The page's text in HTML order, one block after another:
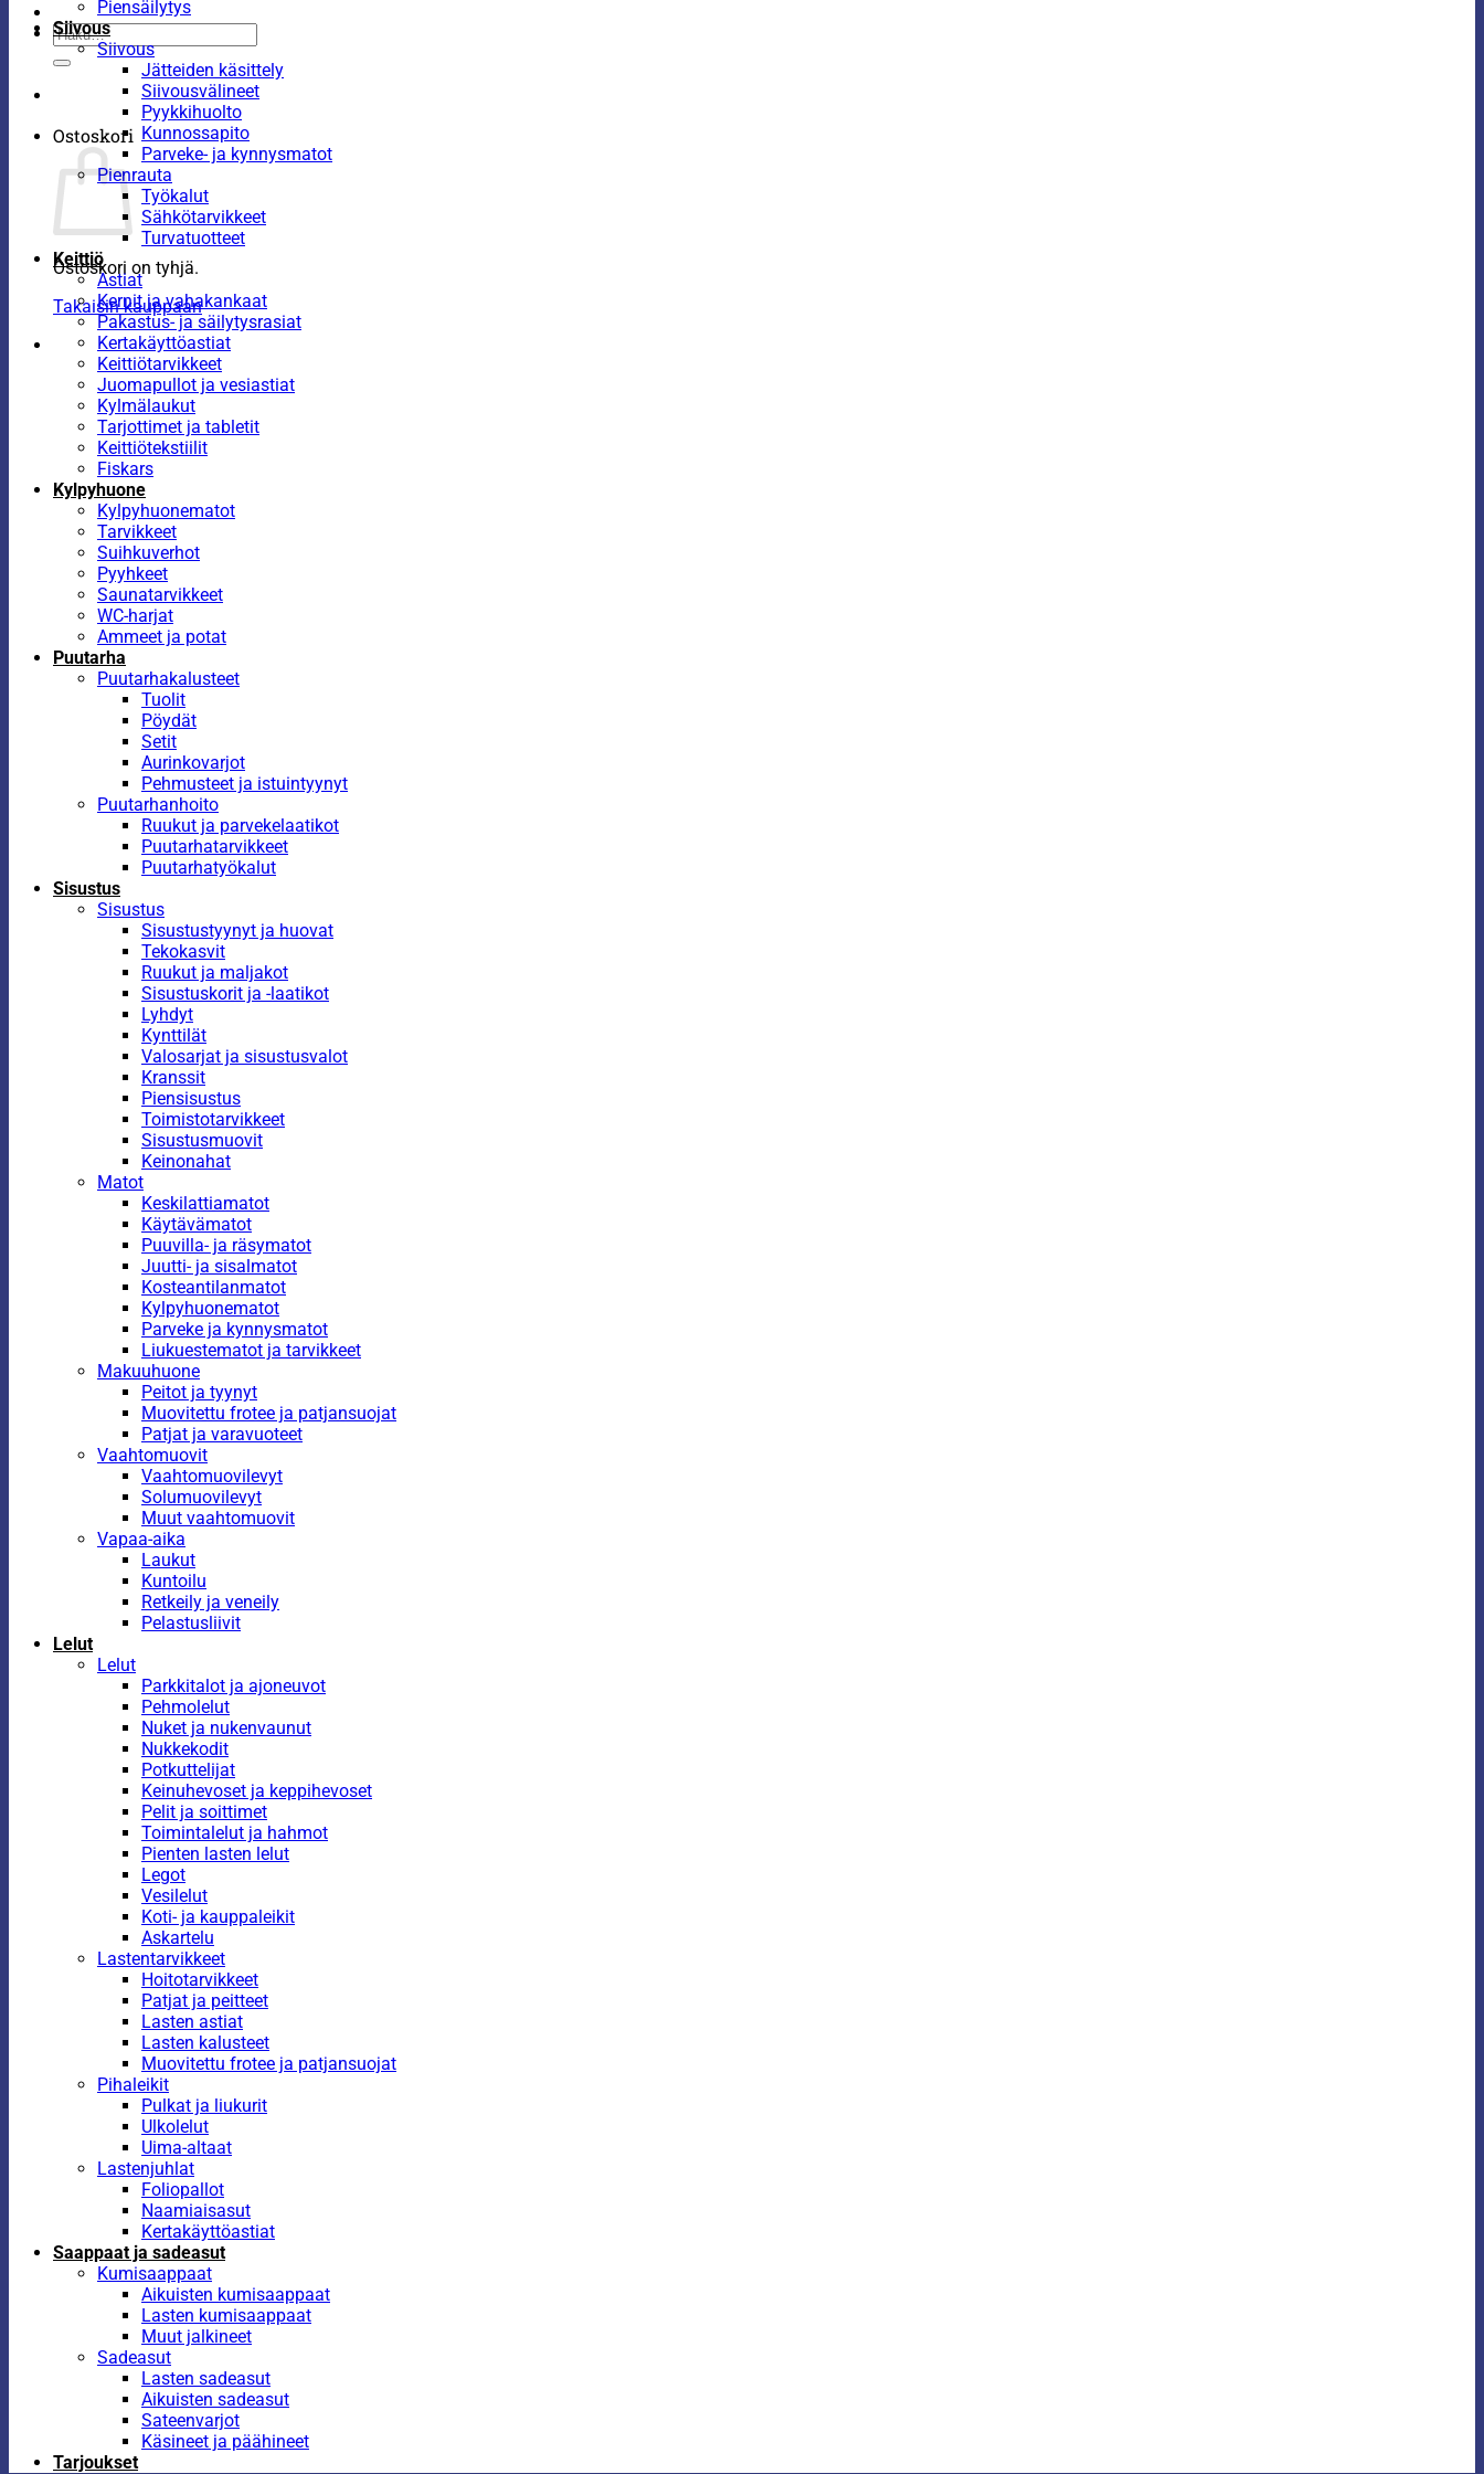
Etsi:
Ostoskori
Ostoskori on tyhjä.
Takaisin kauppaan
Piensäilytys
Siivous
Siivous
Jätteiden käsittely
Siivousvälineet
Pyykkihuolto
Kunnossapito
Parveke- ja kynnysmatot
Pienrauta
Työkalut
Sähkötarvikkeet
Turvatuotteet
Keittiö
Astiat
Kernit ja vahakankaat
Pakastus- ja säilytysrasiat
Kertakäyttöastiat
Keittiötarvikkeet
Juomapullot ja vesiastiat
Kylmälaukut
Tarjottimet ja tabletit
Keittiötekstiilit
Fiskars
Kylpyhuone
Kylpyhuonematot
Tarvikkeet
Suihkuverhot
Pyyhkeet
Saunatarvikkeet
WC-harjat
Ammeet ja potat
Puutarha
Puutarhakalusteet
Tuolit
Pöydät
Setit
Aurinkovarjot
Pehmusteet ja istuintyynyt
Puutarhanhoito
Ruukut ja parvekelaatikot
Puutarhatarvikkeet
Puutarhatyökalut
Sisustus
Sisustus
Sisustustyynyt ja huovat
Tekokasvit
Ruukut ja maljakot
Sisustuskorit ja -laatikot
Lyhdyt
Kynttilät
Valosarjat ja sisustusvalot
Kranssit
Piensisustus
Toimistotarvikkeet
Sisustusmuovit
Keinonahat
Matot
Keskilattiamatot
Käytävämatot
Puuvilla- ja räsymatot
Juutti- ja sisalmatot
Kosteantilanmatot
Kylpyhuonematot
Parveke ja kynnysmatot
Liukuestematot ja tarvikkeet
Makuuhuone
Peitot ja tyynyt
Muovitettu frotee ja patjansuojat
Patjat ja varavuoteet
Vaahtomuovit
Vaahtomuovilevyt
Solumuovilevyt
Muut vaahtomuovit
Vapaa-aika
Laukut
Kuntoilu
Retkeily ja veneily
Pelastusliivit
Lelut
Lelut
Parkkitalot ja ajoneuvot
Pehmolelut
Nuket ja nukenvaunut
Nukkekodit
Potkuttelijat
Keinuhevoset ja keppihevoset
Pelit ja soittimet
Toimintalelut ja hahmot
Pienten lasten lelut
Legot
Vesilelut
Koti- ja kauppaleikit
Askartelu
Lastentarvikkeet
Hoitotarvikkeet
Patjat ja peitteet
Lasten astiat
Lasten kalusteet
Muovitettu frotee ja patjansuojat
Pihaleikit
Pulkat ja liukurit
Ulkolelut
Uima-altaat
Lastenjuhlat
Foliopallot
Naamiaisasut
Kertakäyttöastiat
Saappaat ja sadeasut
Kumisaappaat
Aikuisten kumisaappaat
Lasten kumisaappaat
Muut jalkineet
Sadeasut
Lasten sadeasut
Aikuisten sadeasut
Sateenvarjot
Käsineet ja päähineet
Tarjoukset